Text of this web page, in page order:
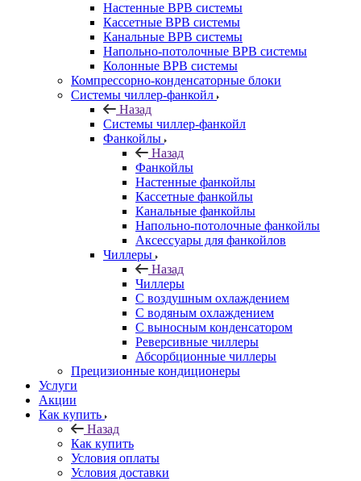
Настенные ВРВ системы
Кассетные ВРВ системы
Канальные ВРВ системы
Напольно-потолочные ВРВ системы
Колонные ВРВ системы
Компрессорно-конденсаторные блоки
Системы чиллер-фанкойл
Назад
Системы чиллер-фанкойл
Фанкойлы
Назад
Фанкойлы
Настенные фанкойлы
Кассетные фанкойлы
Канальные фанкойлы
Напольно-потолочные фанкойлы
Аксессуары для фанкойлов
Чиллеры
Назад
Чиллеры
С воздушным охлаждением
С водяным охлаждением
С выносным конденсатором
Реверсивные чиллеры
Абсорбционные чиллеры
Прецизионные кондиционеры
Услуги
Акции
Как купить
Назад
Как купить
Условия оплаты
Условия доставки